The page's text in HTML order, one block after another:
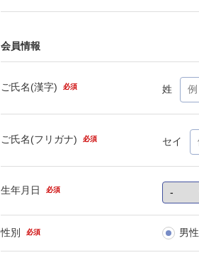
会員情報
ご氏名(漢字) 必須 姓
ご氏名(フリガナ) 必須 セイ
生年月日 必須
性別 必須 男性